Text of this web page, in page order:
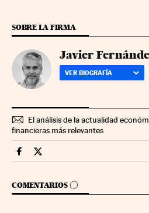
SOBRE LA FIRMA
Javier
VER BIOGRAFÍA
El análisis de la actualidad
financieras más relevantes
Companias Cinco Días en
Companias Cinco Días en
COMENTARIOS
IR A LOS COMENTARIOS